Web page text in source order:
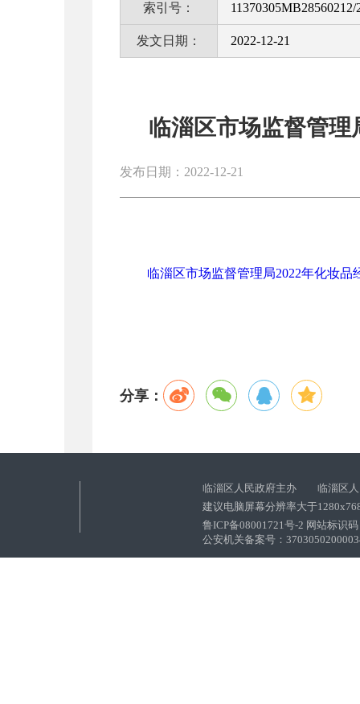
索引号： 11370305MB28560212/
发文日期： 2022-12-21
临淄区市场监督管理
发布日期：2022-12-21
临淄区市场监督管理局2022年化妆品
分享：
临淄区人民政府主办 临淄区人
建议电脑屏幕分辨率大于
鲁ICP备08001721号-2 网站标识
公安机关备案号：